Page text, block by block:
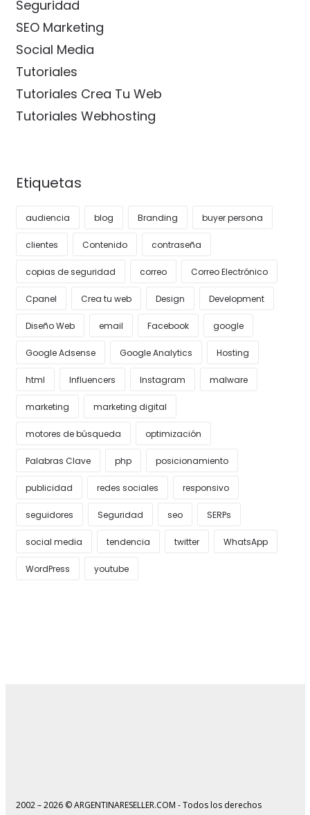
Seguridad
SEO Marketing
Social Media
Tutoriales
Tutoriales Crea Tu Web
Tutoriales Webhosting
Etiquetas
audiencia blog Branding buyer persona
clientes Contenido contraseña
copias de seguridad correo Correo Electrónico
Cpanel Crea tu web Design Development
Diseño Web email Facebook google
Google Adsense Google Analytics Hosting
html Influencers Instagram malware
marketing marketing digital
motores de búsqueda optimización
Palabras Clave php posicionamiento
publicidad redes sociales responsivo
seguidores Seguridad seo SERPs
social media tendencia twitter WhatsApp
WordPress youtube
2002 – 2026 © ARGENTINARESELLER.COM - Todos los derechos